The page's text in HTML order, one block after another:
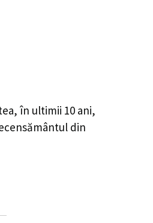
în ultimii 10 ani,
din